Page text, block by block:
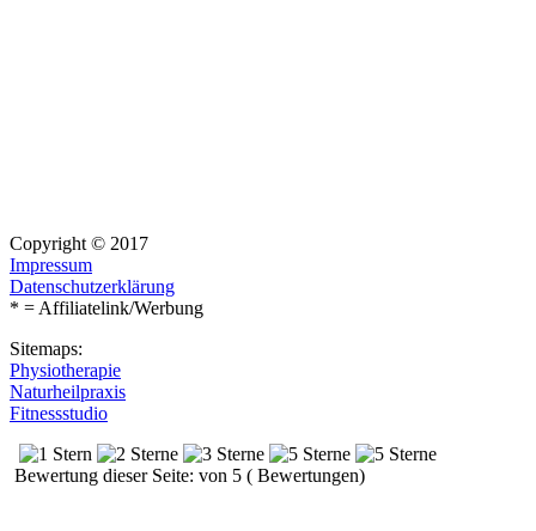
Copyright © 2017
Impressum
Datenschutzerklärung
* = Affiliatelink/Werbung
Sitemaps:
Physiotherapie
Naturheilpraxis
Fitnessstudio
Bewertung dieser Seite: von 5 ( Bewertungen)